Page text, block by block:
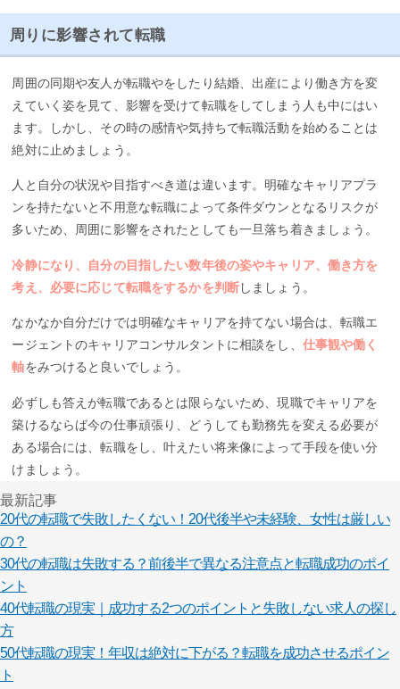
周りに影響されて転職
周囲の同期や友人が転職やをしたり結婚、出産により働き方を変
えていく姿を見て、影響を受けて転職をしてしまう人も中にはい
ます。しかし、その時の感情や気持ちで転職活動を始めることは
絶対に止めましょう。
人と自分の状況や目指すべき道は違います。明確なキャリアプラ
ンを持たないと不用意な転職によって条件ダウンとなるリスクが
多いため、周囲に影響をされたとしても一旦落ち着きましょう。
冷静になり、自分の目指したい数年後の姿やキャリア、働き方を
考え、必要に応じて転職をするかを判断しましょう。
なかなか自分だけでは明確なキャリアを持てない場合は、転職エ
ージェントのキャリアコンサルタントに相談をし、 仕事観や働く
軸をみつけると良いでしょう。
必ずしも答えが転職であるとは限らないため、現職でキャリアを
築けるならば今の仕事頑張り、どうしても勤務先を変える必要が
ある場合には、転職をし、叶えたい将来像によって手段を使い分
けましょう。
最新記事
20代の転職で失敗したくない！20代後半や未経験、女性は厳しい
の？
30代の転職は失敗する？前後半で異なる注意点と転職成功のポイ
ント
40代転職の現実｜成功する2つのポイントと失敗しない求人の探し
方
50代転職の現実！年収は絶対に下がる？転職を成功させるポイン
ト